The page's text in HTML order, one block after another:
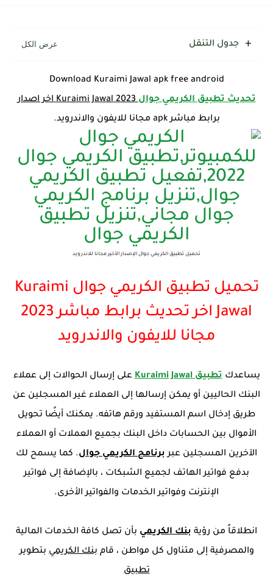
جدول التنقل
Download Kuraimi Jawal apk free android
تحديث تطبيق الكريمي جوال2023 Kuraimi Jawal اخر اصدار
برابط مباشر apk مجانا للايفون والاندرويد.
تحميل تطبيق الكريمي جوال الإصدار الأخير مجانا للاندرويد
تحميل تطبيق الكريمي جوال Kuraimi
Jawal اخر تحديث برابط مباشر 2023
مجانا للايفون والاندرويد
يساعدكتطبيق Kuraimi Jawal
على إرسال الحوالات إلى عملاء
البنك الحاليين أو يمكن إرسالها إلى العملاء غير المسجلين عن
طريق إدخال اسم المستفيد ورقم هاتفه. يمكنك أيضًا تحويل
الأموال بين الحسابات داخل البنك بجميع العملات أو العملاء
الآخرين المسجلين عبربرنامج الكريمي جوال. كما يسمح لك
بدفع فواتير الهاتف لجميع الشبكات ، بالإضافة إلى فواتير
الإنترنت وفواتير الخدمات والفواتير الأخرى.
انطلاقاً من رؤية بنك الكريمي بأن تصل كافة الخدمات المالية
والمصرفية إلى متناول كل مواطن ، قامبنك الكريميبتطوير
تطبيق